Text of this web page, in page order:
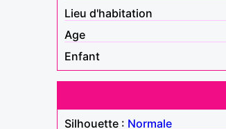
Lieu d'habitation
Age
Enfant
Silhouette : Normale